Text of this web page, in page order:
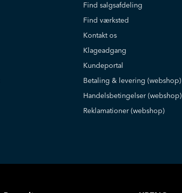
Find salgsafdeling
Find værksted
Kontakt os
Klageadgang
Kundeportal
Betaling & levering (webshop)
Handelsbetingelser (webshop)
Reklamationer (webshop)